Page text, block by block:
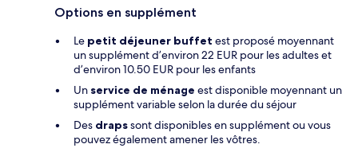
Options en supplément
Le petit déjeuner buffet est proposé moyennant
un supplément d’environ 22 EUR pour les adultes et
d’environ 10.50 EUR pour les enfants
Un service de ménage est disponible moyennant un
supplément variable selon la durée du séjour
Des drapssont disponibles en supplément ou vous
pouvez également amener les vôtres.